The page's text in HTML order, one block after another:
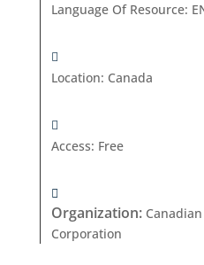
Language Of Resource:
Location: Canada
Access: Free
Organization:
Corporation